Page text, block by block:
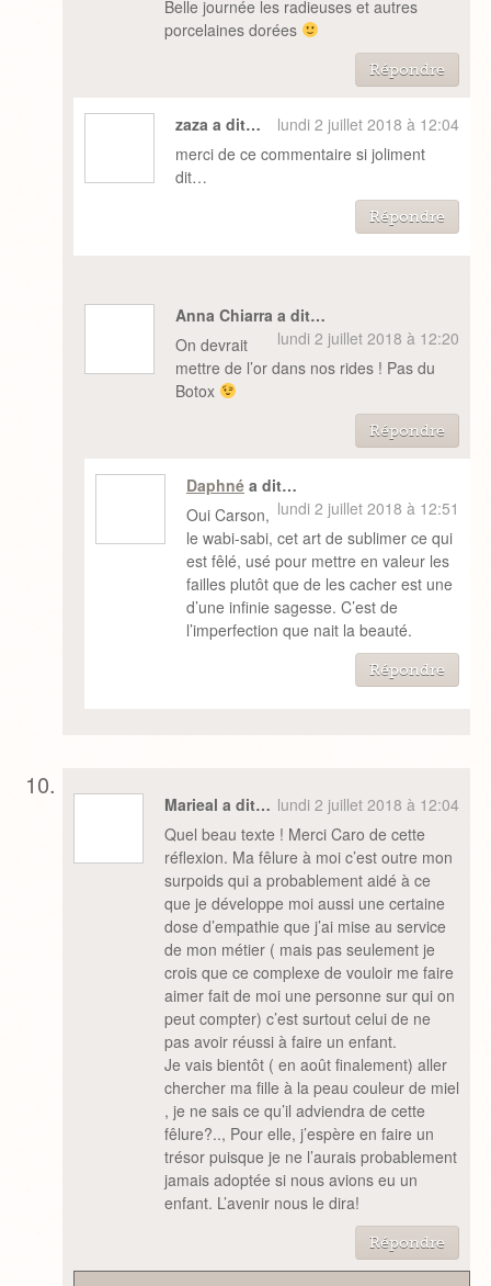
Belle journée les radieuses et autres
porcelaines dorées
Répondre
zaza a dit…
lundi 2 juillet 2018 à 12:04
merci de ce commentaire si joliment
dit…
Répondre
Anna Chiarra a dit…
lundi 2 juillet 2018 à 12:20
On devrait
mettre de l’or dans nos rides ! Pas du
Botox
Répondre
Daphnéa dit…
lundi 2 juillet 2018 à 12:51
Oui Carson,
le wabi-sabi, cet art de sublimer ce qui
est fêlé, usé pour mettre en valeur les
failles plutôt que de les cacher est une
d’une infinie sagesse. C’est de
l’imperfection que nait la beauté.
Répondre
Marieal a dit… lundi 2 juillet 2018 à 12:04
Quel beau texte ! Merci Caro de cette
réflexion. Ma fêlure à moi c’est outre mon
surpoids qui a probablement aidé à ce
que je développe moi aussi une certaine
dose d’empathie que j’ai mise au service
de mon métier ( mais pas seulement je
crois que ce complexe de vouloir me faire
aimer fait de moi une personne sur qui on
peut compter) c’est surtout celui de ne
pas avoir réussi à faire un enfant.
Je vais bientôt ( en août finalement) aller
chercher ma fille à la peau couleur de miel
, je ne sais ce qu’il adviendra de cette
fêlure?.., Pour elle, j’espère en faire un
trésor puisque je ne l’aurais probablement
jamais adoptée si nous avions eu un
enfant. L’avenir nous le dira!
Répondre